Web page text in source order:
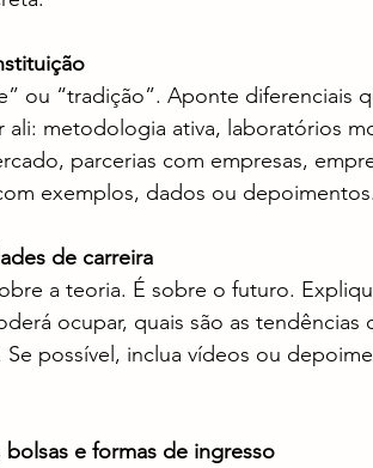
ou “tradição”. Aponte diferenciais
ali: metodologia ativa, laboratórios
parcerias com empresas,
exemplos, dados ou depoimentos.
de carreira
a teoria. É sobre o futuro.
ocupar, quais são as tendências
Se possível, inclua vídeos ou
e formas de ingresso